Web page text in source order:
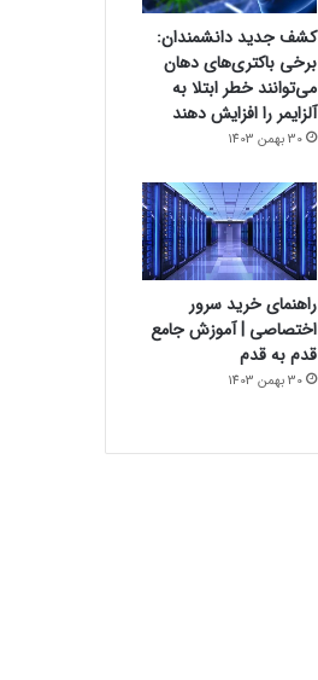
کشف جدید دانشمندان:
برخی باکتری‌های دهان
می‌توانند خطر ابتلا به
آلزایمر را افزایش دهند
30 بهمن 1403
راهنمای خرید سرور
اختصاصی | آموزش جامع
قدم به قدم
30 بهمن 1403